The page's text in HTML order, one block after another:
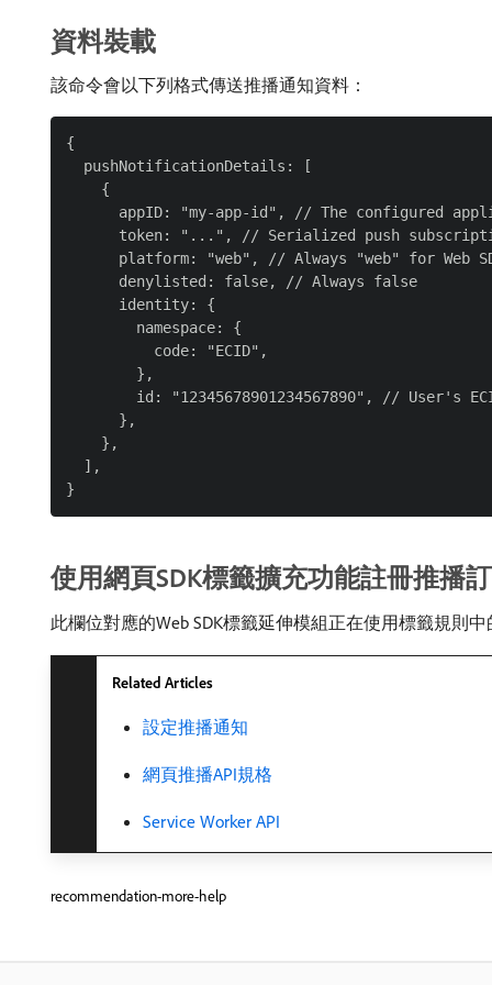
資料裝載
該命令會以下列格式傳送推播通知資料：
{
  pushNotificationDetails: [
    {
appID: "my-app-id", // The configured
token: "...", // Serialized push
platform: "web", // Always "web" for Web
      denylisted: false, // Always false
      identity: {
        namespace: {
          code: "ECID",
        },
id: "12345678901234567890", // User's
      },
    },
  ],
使用網頁SDK標籤擴充功能註冊推播
此欄位對應的Web SDK標籤延伸模組正在使用標籤規則中
Related Articles
設定推播通知
網頁推播API規格
Service Worker API
recommendation-more-help